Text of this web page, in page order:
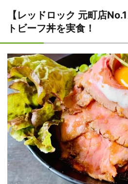
【レッドロック 元町店
トビーフ丼を実食！